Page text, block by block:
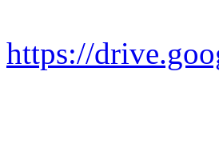
https://